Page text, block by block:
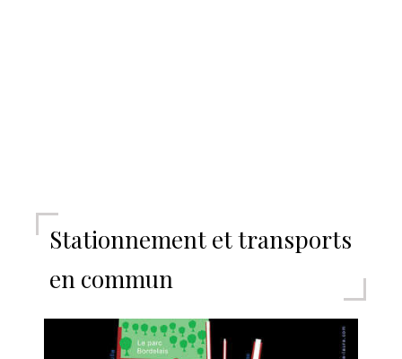
Stationnement et transports
en commun